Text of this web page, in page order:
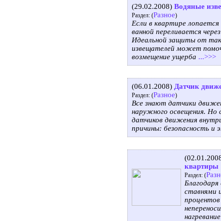
(29.02.2008) Водяные
Раздел: (Разное)
Если в квартире
ванной переливается
Идеальной защиты от
извещателей может
возмещение ущерба ...>>>
(06.01.2008) Датчик
Раздел: (Разное)
Все знают датчики
наружного освещения. Но
датчиков движения
причины: безопасность и
квартиры
Раздел: (
ставнями